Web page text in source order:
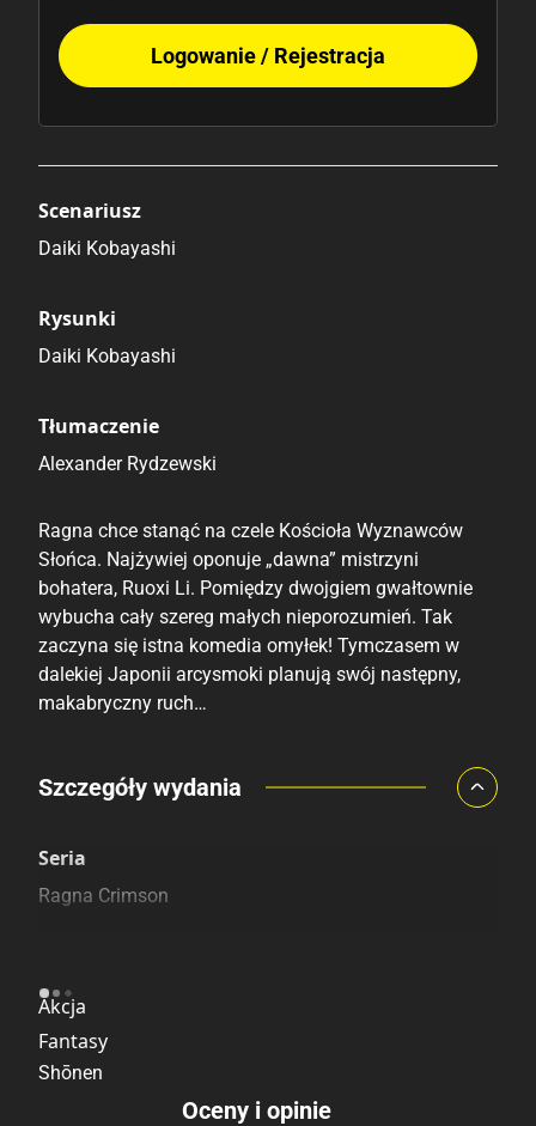
Logowanie / Rejestracja
Scenariusz
Daiki Kobayashi
Rysunki
Daiki Kobayashi
Tłumaczenie
Alexander Rydzewski
Ragna chce stanąć na czele Kościoła Wyznawców
Słońca. Najżywiej oponuje „dawna” mistrzyni
bohatera, Ruoxi Li. Pomiędzy dwojgiem gwałtownie
wybucha cały szereg małych nieporozumień. Tak
zaczyna się istna komedia omyłek! Tymczasem w
dalekiej Japonii arcysmoki planują swój następny,
makabryczny ruch…
Porównaj ceny
Szczegóły wydania
Seria
Ragna Crimson
Akcja
Fantasy
Shōnen
Oceny i opinie